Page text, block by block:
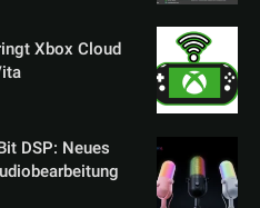
Xbox Cloud
DSP: Neues